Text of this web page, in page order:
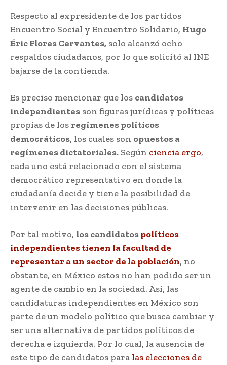
Respecto al expresidente de los partidos
Encuentro Social y Encuentro Solidario, Hugo
Éric Flores Cervantes, solo alcanzó ocho
respaldos ciudadanos, por lo que solicitó al INE
bajarse de la contienda.
Es preciso mencionar que los candidatos
independientes son figuras jurídicas y políticas
propias de los regímenes políticos
democráticos, los cuales son opuestos a
regímenes dictatoriales. Según ciencia ergo,
cada uno está relacionado con el sistema
democrático representativo en donde la
ciudadanía decide y tiene la posibilidad de
intervenir en las decisiones públicas.
Por tal motivo, los candidatospolíticos
independientes tienen la facultad de
representar a un sector de la población, no
obstante, en México estos no han podido ser un
agente de cambio en la sociedad. Así, las
candidaturas independientes en México son
parte de un modelo político que busca cambiar y
ser una alternativa de partidos políticos de
derecha e izquierda. Por lo cual, la ausencia de
este tipo de candidatos para las elecciones de